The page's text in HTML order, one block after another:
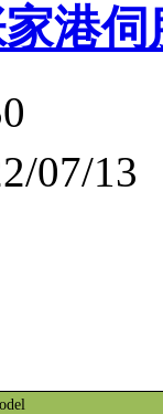
港伺
07/13